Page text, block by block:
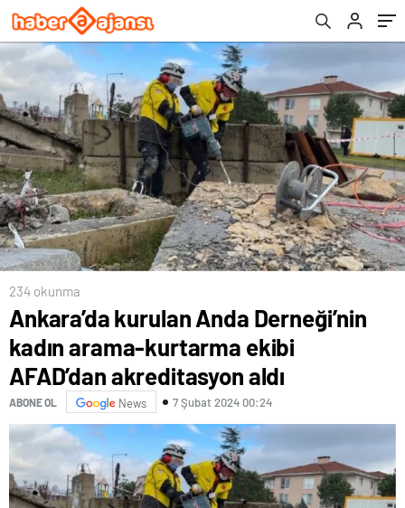
akreditasyon aldı
234 okunma
Ankara’da kurulan Anda Derneği’nin
kadın arama-kurtarma ekibi
AFAD’dan akreditasyon aldı
ABONE OL News 7 Şubat 2024 00:24